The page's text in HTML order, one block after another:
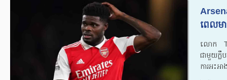
ពេលម
លោក
ជាមួយក្លឹ
ការអះអ